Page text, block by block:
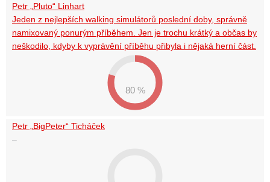
Petr „Pluto“ Linhart
Jeden z nejlepších walking simulátorů poslední doby, správně
namixovaný ponurým příběhem. Jen je trochu krátký a občas by
neškodilo, kdyby k vyprávění příběhu přibyla i nějaká herní část.
80 %
Petr „BigPeter“ Ticháček
–